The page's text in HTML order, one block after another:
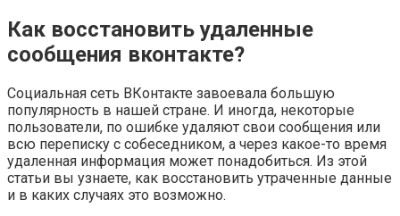
Как восстановить удаленные
сообщения вконтакте?
Социальная сеть ВКонтакте завоевала большую
популярность в нашей стране. И иногда, некоторые
пользователи, по ошибке удаляют свои сообщения или
всю переписку с собеседником, а через какое-то время
удаленная информация может понадобиться. Из этой
статьи вы узнаете, как восстановить утраченные данные
и в каких случаях это возможно.